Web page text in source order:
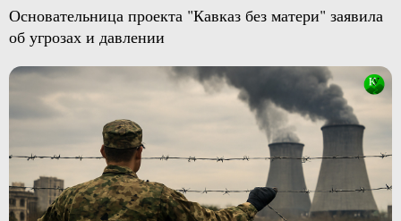
Основательница проекта "Кавказ без матери" заявила
об угрозах и давлении